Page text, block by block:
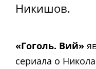
Никишов.
«Гоголь. Вий»
сериала о